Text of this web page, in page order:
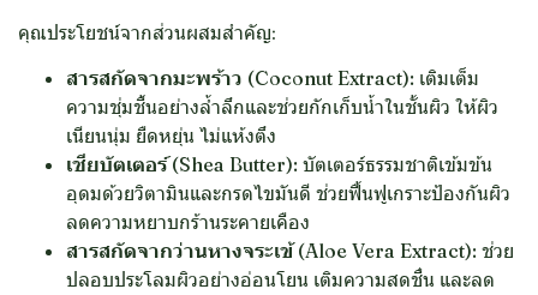
คุณประโยชน์จากส่วนผสมสำคัญ:
สารสกัดจากมะพร้าว (Coconut Extract): เติมเต็ม
ความชุ่มชื้นอย่างล้ำลึกและช่วยกักเก็บน้ำในชั้นผิว ให้ผิว
เนียนนุ่ม ยืดหยุ่น ไม่แห้งตึง
เชียบัตเตอร์ (Shea Butter): บัตเตอร์ธรรมชาติเข้มข้น
อุดมด้วยวิตามินและกรดไขมันดี ช่วยฟื้นฟูเกราะป้องกันผิว
ลดความหยาบกร้านระคายเคือง
สารสกัดจากว่านหางจระเข้ (Aloe Vera Extract): ช่วย
ปลอบประโลมผิวอย่างอ่อนโยน เติมความสดชื่น และลด